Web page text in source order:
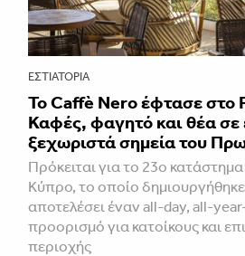
ΕΣΤΙΑΤΌΡΙΑ
Το Caffè Nero έφτασε στο
Καφές, φαγητό και θέα σε
ξεχωριστά σημεία του
Πρόκειται για το 23ο
Κύπρο, το οποίο
αποτελέσει έναν all-day, all-
προορισμό για κατοίκους και
περιοχής